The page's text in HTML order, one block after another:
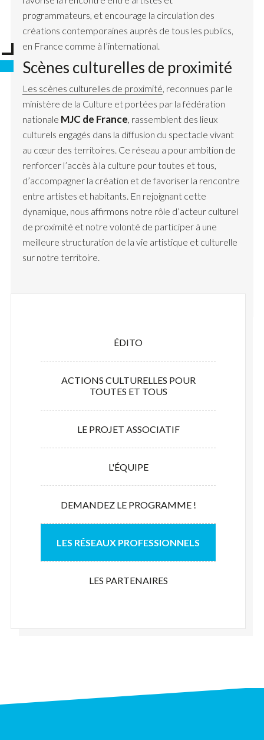
ÉDITO
ACTIONS CULTURELLES POUR
TOUTES ET TOUS
LE PROJET ASSOCIATIF
L'ÉQUIPE
DEMANDEZ LE PROGRAMME !
LES RÉSEAUX PROFESSIONNELS
LES PARTENAIRES
programmateurs, et encourage la circulation des
créations contemporaines auprès de tous les publics,
en France comme à l’international.
Scènes culturelles de proximité
Les scènes culturelles de proximité, reconnues par le
ministère de la Culture et portées par la fédération
nationale MJC de France, rassemblent des lieux
culturels engagés dans la diffusion du spectacle vivant
au cœur des territoires. Ce réseau a pour ambition de
renforcer l’accès à la culture pour toutes et tous,
d’accompagner la création et de favoriser la rencontre
entre artistes et habitants. En rejoignant cette
dynamique, nous affirmons notre rôle d’acteur culturel
de proximité et notre volonté de participer à une
meilleure structuration de la vie artistique et culturelle
sur notre territoire.